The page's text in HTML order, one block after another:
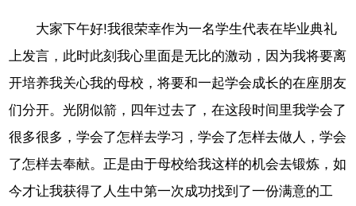
大家下午好!我很荣幸作为一名学生代表在毕业典礼
上发言，此时此刻我心里面是无比的激动，因为我将要离
开培养我关心我的母校，将要和一起学会成长的在座朋友
们分开。光阴似箭，四年过去了，在这段时间里我学会了
很多很多，学会了怎样去学习，学会了怎样去做人，学会
了怎样去奉献。正是由于母校给我这样的机会去锻炼，如
今才让我获得了人生中第一次成功找到了一份满意的工